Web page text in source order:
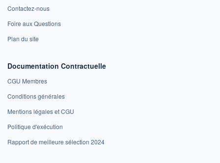
Contactez-nous
Foire aux Questions
Plan du site
Documentation Contractuelle
CGU Membres
Conditions générales
Mentions légales et CGU
Politique d'exécution
Rapport de meilleure sélection 2024